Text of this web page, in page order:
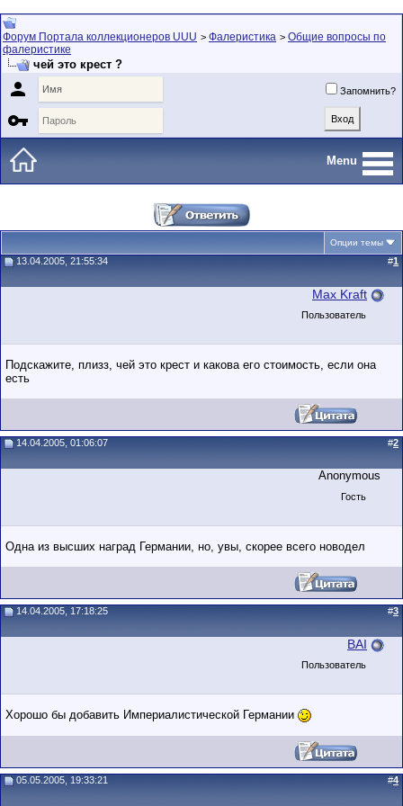
Форум Портала коллекционеров UUU > Фалеристика > Общие вопросы по
фалеристике
чей это крест ?
 Запомнить?

Menu
Опции темы
13.04.2005, 21:55:34 #1
Max Kraft
Пользователь
Подскажите, плизз, чей это крест и какова его стоимость, если она
есть
14.04.2005, 01:06:07 #2
Anonymous
Гость
Одна из высших наград Германии, но, увы, скорее всего новодел
14.04.2005, 17:18:25 #3
BAI
Пользователь
Хорошо бы добавить Империалистической Германии
05.05.2005, 19:33:21 #4